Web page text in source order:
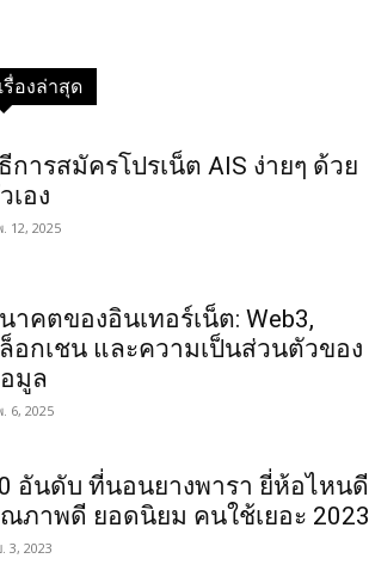
เรื่องล่าสุด
การสมัครโปรเน็ต AIS ง่ายๆ ด้วย
เอง
12, 2025
าคตของอินเทอร์เน็ต: Web3,
อกเชน และความเป็นส่วนตัวของ
มูล
6, 2025
อันดับ ที่นอนยางพารา ยี่ห้อไหนดี
ภาพดี ยอดนิยม คนใช้เยอะ 2023
3, 2023